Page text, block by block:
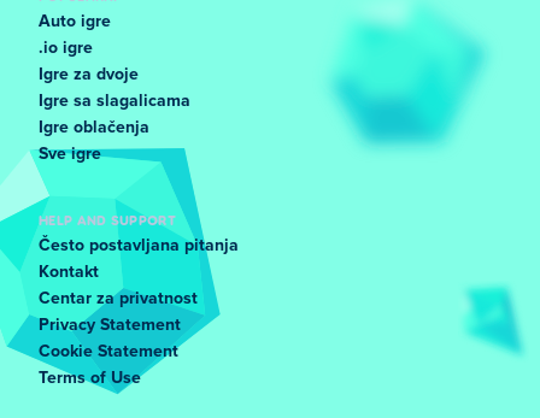
Auto igre
.io igre
Igre za dvoje
Igre sa slagalicama
Igre oblačenja
Sve igre
HELP AND SUPPORT
Često postavljana pitanja
Kontakt
Centar za privatnost
Privacy Statement
Cookie Statement
Terms of Use